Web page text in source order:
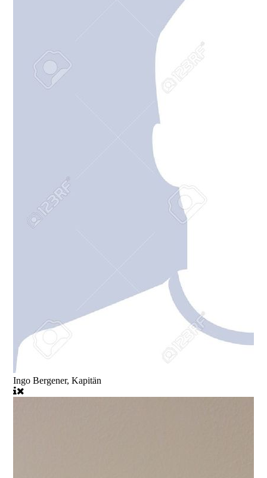
Ingo Bergener, Kapitän